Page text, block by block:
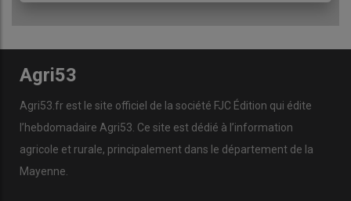
Agri53
Agri53.fr est le site officiel de la société FJC Édition qui édite
l’hebdomadaire Agri53. Ce site est dédié à l’information
agricole et rurale, principalement dans le département de la
Mayenne.